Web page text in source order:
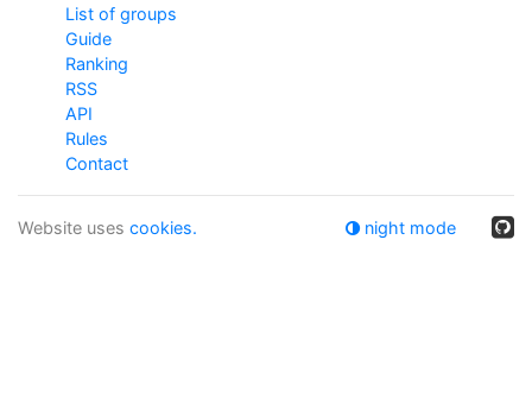
List of groups
Guide
Ranking
RSS
API
Rules
Contact
Website uses cookies. night mode